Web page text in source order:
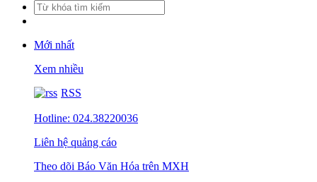
Mới nhất
Xem nhiều
RSS
Hotline: 024.38220036
Liên hệ quảng cáo
Theo dõi Báo Văn Hóa trên MXH